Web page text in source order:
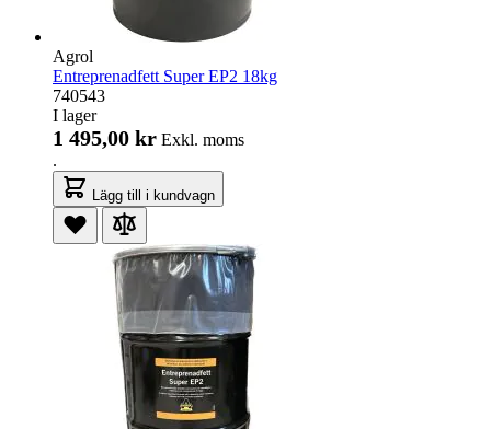
Agrol
Entreprenadfett Super EP2 18kg
740543
I lager
1 495,00 kr Exkl. moms
.
Lägg till i kundvagn